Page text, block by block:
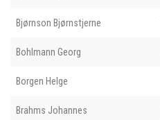
Bjørnson Bjørnstjerne
Bohlmann Georg
Borgen Helge
Brahms Johannes